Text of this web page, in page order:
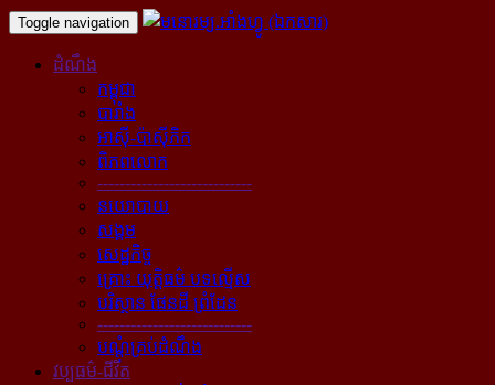
Toggle navigation
ដំណឹង
កម្ពុជា
បារាំង
អាស៊ី-ប៉ាស៊ីភិក
ពិភពលោក
----------------------------
នយោបាយ
សង្គម
សេដ្ឋកិច្ច
គ្រោះ យុត្តិធម៌ បទល្មើស
បរិស្ថាន ផែនដី ព្រំដែន
----------------------------
បណ្ដុំគ្រប់ដំណឹង
វប្បធម៌-ជីវិត